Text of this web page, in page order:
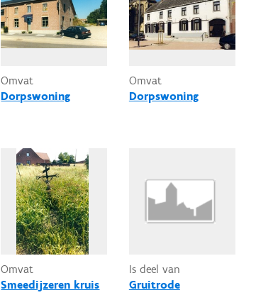
Omvat
Dorpswoning
Omvat
Dorpswoning
Omvat
Smeedijzeren kruis
Is deel van
Gruitrode